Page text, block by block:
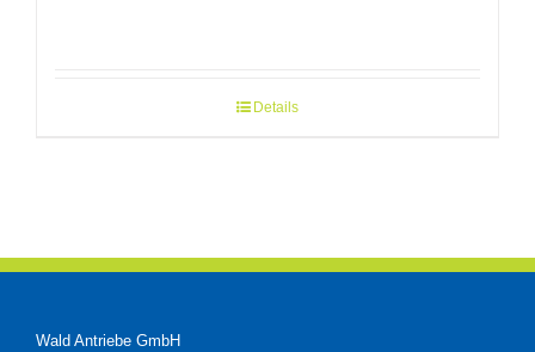
Details
Wald Antriebe GmbH